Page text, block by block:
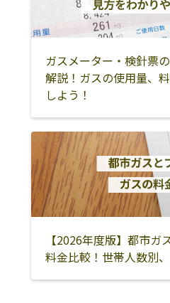
嘉穂郡桂
鞍手郡鞍手町
田川市
田川郡添田町
田川郡福
田川郡川崎町
大川市
大牟田市
三潴郡大木町
筑後市
八女郡広川町
行橋市
京都郡苅田町
京都郡み
築上郡築上町
築上郡上
糸島市
那珂川市
ガスメーター・検針票
解説！ガスの使用量、
しよう！
【2026年度版】都市ガ
料金比較！世帯人数別